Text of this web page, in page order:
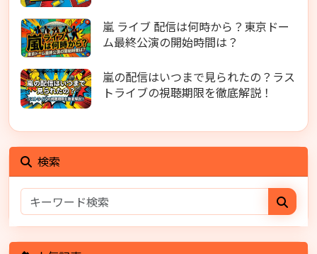
嵐 ライブ 配信は何時から？東京ドー
ム最終公演の開始時間は？
嵐の配信はいつまで見られたの？ラス
トライブの視聴期限を徹底解説！
検索